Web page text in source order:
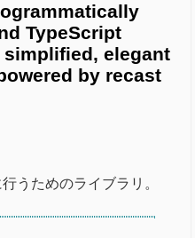
TypeScript
elegant
by recast
うためのライブラリ。